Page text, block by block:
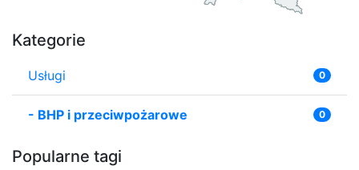
Kategorie
Usługi 0
- BHP i przeciwpożarowe 0
Popularne tagi